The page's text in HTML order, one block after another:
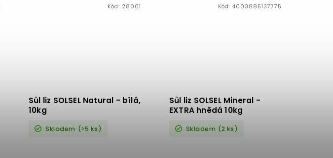
Sůl liz SOLSEL Natural - bílá,
10kg
Skladem (>5 ks)
Kód: 28001
Sůl liz SOLSEL Mineral -
EXTRA hnědá 10kg
Skladem (2 ks)
Kód: 4003885137775